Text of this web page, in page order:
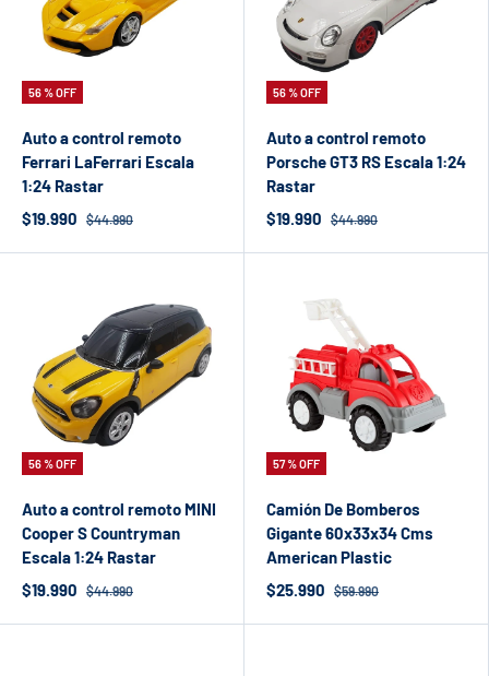
56 % OFF
Auto a control remoto
Ferrari LaFerrari Escala
1:24 Rastar
$19.990
$44.990
56 % OFF
Auto a control remoto
Porsche GT3 RS Escala 1:24
Rastar
$19.990
$44.990
56 % OFF
Auto a control remoto MINI
Cooper S Countryman
Escala 1:24 Rastar
$19.990
$44.990
57 % OFF
Camión De Bomberos
Gigante 60x33x34 Cms
American Plastic
$25.990
$59.990